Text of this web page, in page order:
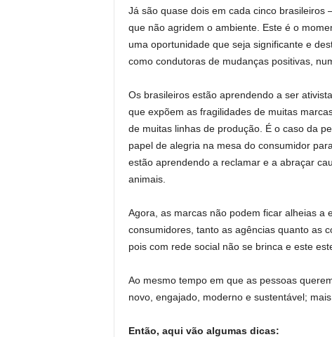
Já são quase dois em cada cinco brasileiros
que não agridem o ambiente. Este é o
uma oportunidade que seja significante e
como condutoras de mudanças positivas,
Os brasileiros estão aprendendo a ser
que expõem as fragilidades de muitas
de muitas linhas de produção. É o caso da
papel de alegria na mesa do consumidor
estão aprendendo a reclamar e a abraçar
animais.
Agora, as marcas não podem ficar alheias a
consumidores, tanto as agências quanto as
pois com rede social não se brinca e este
Ao mesmo tempo em que as pessoas
novo, engajado, moderno e sustentável;
Então, aqui vão algumas dicas: